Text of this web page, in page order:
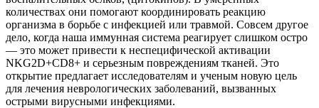
количествах они помогают координировать реакцию
организма в борьбе с инфекцией или травмой. Совсем другое
дело, когда наша иммунная система реагирует слишком остро
— это может привести к неспецифической активации
NKG2D+CD8+ и серьезным повреждениям тканей. Это
открытие предлагает исследователям и ученым новую цель
для лечения неврологических заболеваний, вызванных
острыми вирусными инфекциями.